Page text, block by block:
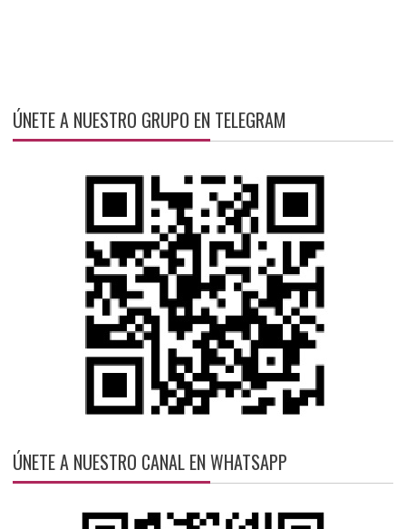
ÚNETE A NUESTRO GRUPO EN TELEGRAM
ÚNETE A NUESTRO CANAL EN WHATSAPP